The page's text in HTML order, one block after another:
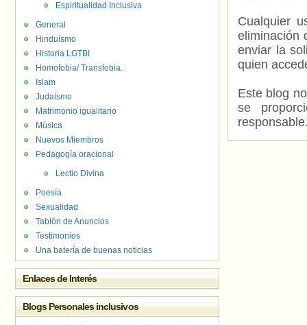
Cualquier
eliminación
enviar la
quien
Este blog
se
Espiritualidad Inclusiva
General
Hinduísmo
Historia LGTBI
Homofobia/ Transfobia.
Islam
Judaísmo
Matrimonio igualitario
Música
Nuevos Miembros
Pedagogía oracional
Lectio Divina
Poesía
Sexualidad
Tablón de Anuncios
Testimonios
Una batería de buenas noticias
Enlaces de Interés
Blogs Personales inclusivos